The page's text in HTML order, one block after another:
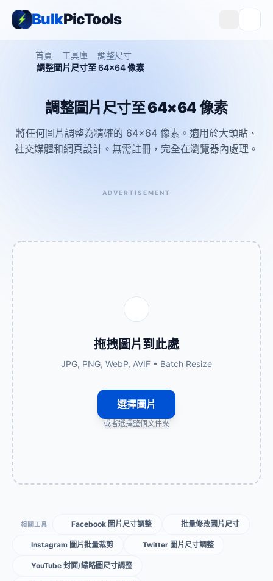
BulkPicTools
首頁 工具庫
調整尺寸
調整圖片尺寸至 64×64 像素
調整圖片尺寸至 64×64 像素
將任何圖片調整為精確的 64×64 像素。適用於大頭貼、
社交媒體和網頁設計。無需註冊，完全在瀏覽器內處理。
ADVERTISEMENT
拖拽圖片到此處
JPG, PNG, WebP, AVIF • Batch Resize
選擇圖片
或者選擇整個文件夾
相關工具 Facebook 圖片尺寸調整 批量修改圖片尺寸
Instagram 圖片批量裁剪 Twitter 圖片尺寸調整
YouTube 封面/縮略圖尺寸調整